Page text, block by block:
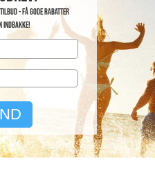
- få gode rabatter
indbakke!